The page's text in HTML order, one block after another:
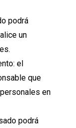
podrá
un
el
que
en
podrá